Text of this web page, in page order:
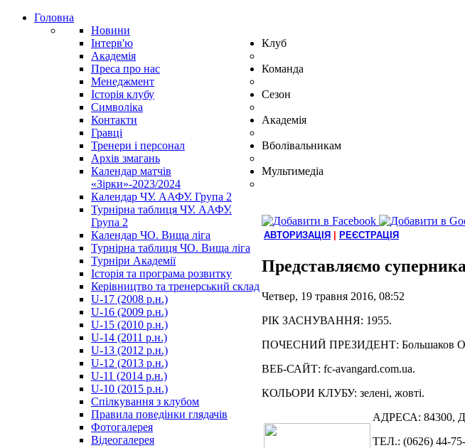
Головна
Новини
Інтерв'ю
Академія
Преса про нас
Клуб
Менеджмент
Історія клубу
Символіка
Контакти
Команда
Гравці
Тренери і персонал
Архів змагань
Сезон
Календар матчів
«Зірки»-2023/2024
Календар ЧУ. ААФУ. Група 2
Турнірна таблиця ЧУ. ААФУ.
Група 2
Календар ЧО. Вища ліга
Турнірна таблиця ЧО. Вища ліга
Академія
Турніри Академії
Історія та програма розвитку
Керівництво та тренерський склад
U-17 (2008 р.н.)
U-16 (2009 р.н.)
U-15 (2010 р.н.)
U-14 (2011 р.н.)
U-13 (2012 р.н.)
U-12 (2013 р.н.)
U-11 (2014 р.н.)
U-10 (2015 р.н.)
Вболівальникам
Спілкування з клубом
Правила поведінки глядачів
Мультимедіа
Фотогалерея
Відеогалерея
АВТОРИЗАЦІЯ РЕЄСТРАЦІЯ
Представляємо
Четвер, 19 травня 2016, 08:52
РІК ЗАСНУВАННЯ: 1955.
ПОЧЕСНИЙ ПРЕЗИДЕНТ: Большаков
ВЕБ-САЙТ: fc-avangard.com.ua.
КОЛЬОРИ КЛУБУ: зелені, жовті.
АДРЕСА: 84300,
ТЕЛ.: (0626) 44-